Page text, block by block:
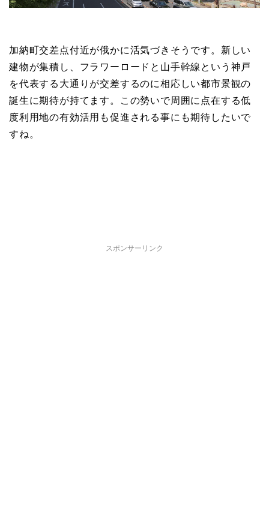
加納町交差点付近が俄かに活気づきそうです。新しい
建物が集積し、フラワーロードと山手幹線という神戸
を代表する大通りが交差するのに相応しい都市景観の
誕生に期待が持てます。この勢いで周囲に点在する低
度利用地の有効活用も促進される事にも期待したいで
すね。
スポンサーリンク